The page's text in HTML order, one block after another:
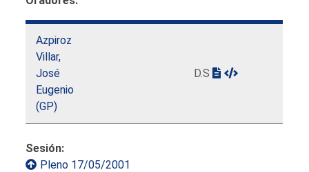
Azpiroz
Villar,
José
Eugenio
(GP)
D.S
Sesión:
Pleno 17/05/2001